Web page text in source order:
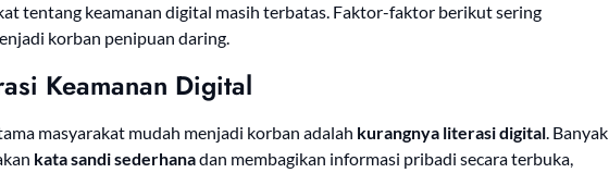
tentang keamanan digital masih terbatas. Faktor-faktor berikut sering
korban penipuan daring.
Keamanan Digital
masyarakat mudah menjadi korban adalah kurangnya literasi digital. Banyak
kata sandi sederhanadan membagikan informasi pribadi secara terbuka,